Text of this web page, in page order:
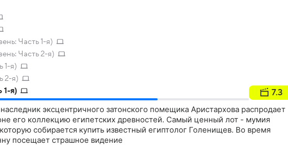
Часть 1-я)
Часть 2-я)
1-я)
2-я)
1-я) 7.3
эксцентричного затонского помещика Аристархова распродает
его коллекцию египетских древностей. Самый ценный лот - мумия
собирается купить известный египтолог Голенищев. Во время
посещает страшное видение